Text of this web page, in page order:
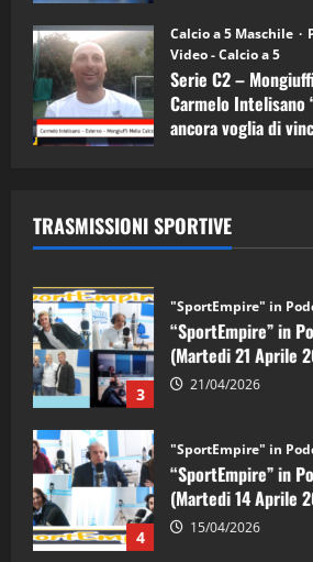
Calcio a 5 Maschile
Video - Calcio a 5
Serie C2 –
Carmelo Intelisano
ancora voglia di
TRASMISSIONI SPORTIVE
1
“SportEmpire” in
(Martedi 05 Maggio
08/05/2026
2 28/04/2026
3
“SportEmpire” in
(Martedi 21 Aprile
21/04/2026
4
“SportEmpire” in
(Martedi 14 Aprile
15/04/2026